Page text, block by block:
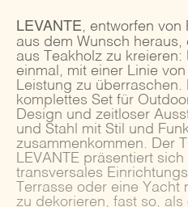
LEVANTE, entworfen von
aus dem Wunsch heraus,
aus Teakholz zu
einmal, mit einer Linie
Leistung zu überraschen.
komplettes Set für
Design und zeitloser
und Stahl mit Stil und
zusammenkommen. Der
LEVANTE präsentiert
transversales
Terrasse oder eine
zu dekorieren, fast so,